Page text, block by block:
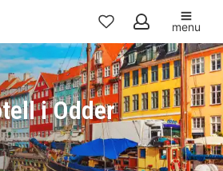
Mina
favoriter
menu
i Odder